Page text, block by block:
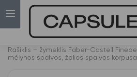
Rašiklis – žymeklis Faber-Castell
mėlynos spalvos, žalios spalvos